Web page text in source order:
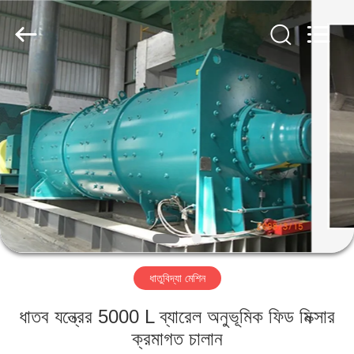
বাড়ি
পণ্য
VR
প্রদর্শন
আমাদের
Luoyang
Zhongtai
Industries
CO.,LTD.
Rights
Reserved.
ধাতুবিদ্যা মেশিন
ধাতব যন্ত্রের 5000 L ব্যারেল অনুভূমিক ফিড মিক্সার
ক্রমাগত চালান